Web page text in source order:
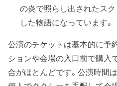
の炎で照らし出されたス
した物語になっています。
公演のチケットは基本的に予
ションや会場の入口前で購入
合がほとんどです。公演時間